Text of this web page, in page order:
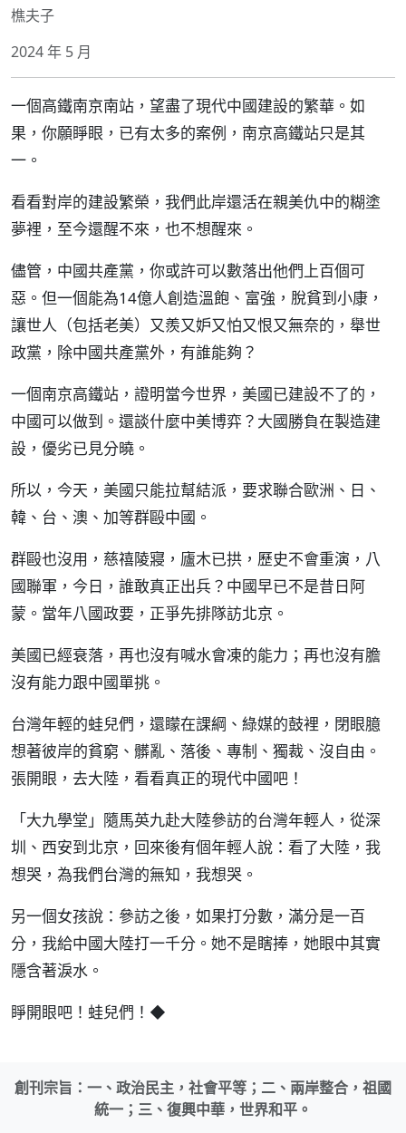
樵夫子
2024 年 5 月
一個高鐵南京南站，望盡了現代中國建設的繁華。如
果，你願睜眼，已有太多的案例，南京高鐵站只是其
一。
看看對岸的建設繁榮，我們此岸還活在親美仇中的糊塗
夢裡，至今還醒不來，也不想醒來。
儘管，中國共產黨，你或許可以數落出他們上百個可
惡。但一個能為14億人創造溫飽、富強，脫貧到小康，
讓世人（包括老美）又羨又妒又怕又恨又無奈的，舉世
政黨，除中國共產黨外，有誰能夠？
一個南京高鐵站，證明當今世界，美國已建設不了的，
中國可以做到。還談什麼中美博弈？大國勝負在製造建
設，優劣已見分曉。
所以，今天，美國只能拉幫結派，要求聯合歐洲、日、
韓、台、澳、加等群毆中國。
群毆也沒用，慈禧陵寢，廬木已拱，歷史不會重演，八
國聯軍，今日，誰敢真正出兵？中國早已不是昔日阿
蒙。當年八國政要，正爭先排隊訪北京。
美國已經衰落，再也沒有喊水會凍的能力；再也沒有膽
沒有能力跟中國單挑。
台灣年輕的蛙兒們，還矇在課綱、綠媒的鼓裡，閉眼臆
想著彼岸的貧窮、髒亂、落後、專制、獨裁、沒自由。
張開眼，去大陸，看看真正的現代中國吧！
「大九學堂」隨馬英九赴大陸參訪的台灣年輕人，從深
圳、西安到北京，回來後有個年輕人說：看了大陸，我
想哭，為我們台灣的無知，我想哭。
另一個女孩說：參訪之後，如果打分數，滿分是一百
分，我給中國大陸打一千分。她不是瞎捧，她眼中其實
隱含著淚水。
睜開眼吧！蛙兒們！◆
創刊宗旨：一、政治民主，社會平等；二、兩岸整合，祖國
統一；三、復興中華，世界和平。